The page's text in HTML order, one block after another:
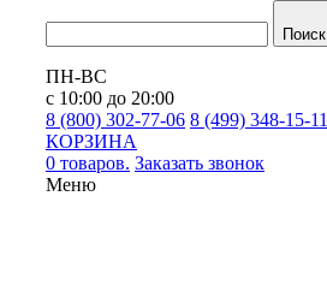
Поиск
ПН-ВС
с 10:00 до 20:00
8 (800) 302-77-06 8 (499) 348-15-11
КОРЗИНА
0 товаров. Заказать звонок
Меню